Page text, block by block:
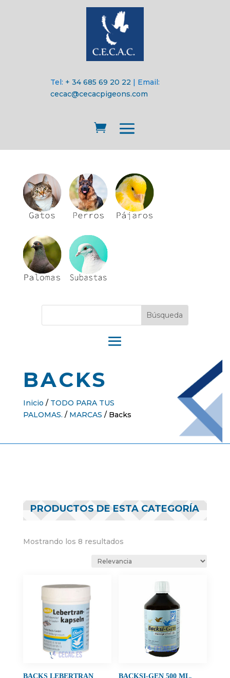
Tel: + 34 685 69 20 22 | Email:
cecac@cecacpigeons.com
BACKS
Inicio / TODO PARA TUS
PALOMAS. / MARCAS / Backs
PRODUCTOS DE ESTA CATEGORÍA
Mostrando los 8 resultados
BACKS LEBERTRAN
BACKSI-GEN 500 ML,